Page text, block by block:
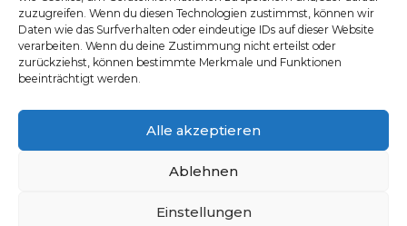
zuzugreifen. Wenn du diesen Technologien zustimmst, können wir
Daten wie das Surfverhalten oder eindeutige IDs auf dieser Website
verarbeiten. Wenn du deine Zustimmung nicht erteilst oder
zurückziehst, können bestimmte Merkmale und Funktionen
beeinträchtigt werden.
Alle akzeptieren
Ablehnen
Einstellungen
DAMEN-ÜBERWURFKASACK
Dieses Produkt weist